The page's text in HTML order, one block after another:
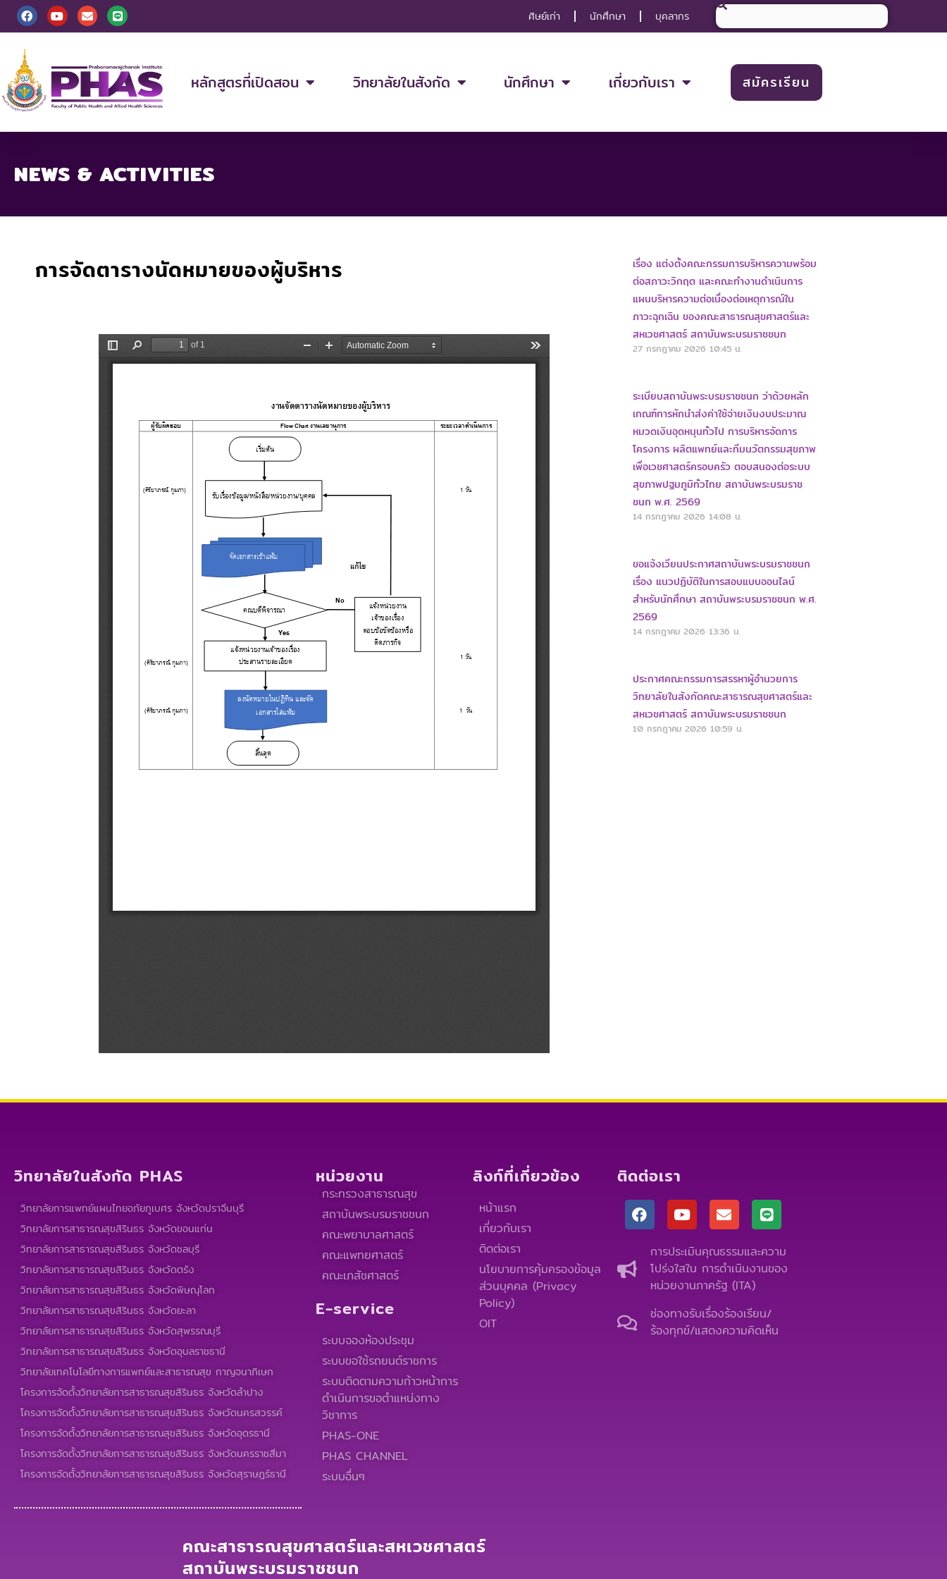
Skip F
a
c
b
o
o
k
Y
o
u
b
e
E
n
v
o
p
e
L
i
n
ศิษย์เก่า นักศึกษา บุคลากร Search
หลักสูตรที่เปิดสอน วิทยาลัยในสังกัด นักศึกษา เกี่ยวกับเรา สมัครเรียน
NEWS & ACTIVITIES
การจัดตารางนัดหมายของผู้บริหาร
เรื่อง แต่งตั้งคณะกรรมการบริหารความพร้อม
ต่อสภาวะวิกฤต และคณะทำงานดำเนินการ
แผนบริหารความต่อเนื่องต่อเหตุการณ์ใน
ภาวะฉุกเฉิน ของคณะสาธารณสุขศาสตร์และ
สหเวชศาสตร์ สถาบันพระบรมราชชนก
27 กรกฎาคม 2026 10:45 น.
ระเบียบสถาบันพระบรมราชชนก ว่าด้วยหลัก
เกณฑ์การหักนำส่งค่าใช้จ่ายเงินงบประมาณ
หมวดเงินอุดหนุนทั่วไป การบริหารจัดการ
โครงการ ผลิตแพทย์และทีมนวัตกรรมสุขภาพ
เพื่อเวชศาสตร์ครอบครัว ตอบสนองต่อระบบ
สุขภาพปฐมภูมิทั่วไทย สถาบันพระบรมราช
ชนก พ.ศ. 2569
14 กรกฎาคม 2026 14:08 น.
ขอแจ้งเวียนประกาศสถาบันพระบรมราชชนก
เรื่อง แนวปฏิบัติในการสอบแบบออนไลน์
สำหรับนักศึกษา สถาบันพระบรมราชชนก พ.ศ.
2569
14 กรกฎาคม 2026 13:36 น.
ประกาศคณะกรรมการสรรหาผู้อำนวยการ
วิทยาลัยในสังกัดคณะสาธารณสุขศาสตร์และ
สหเวชศาสตร์ สถาบันพระบรมราชชนก
10 กรกฎาคม 2026 10:59 น.
วิทยาลัยในสังกัด PHAS
วิทยาลัยการแพทย์แผนไทยอภัยภูเบศร จังหวัดปราจีนบุรี
วิทยาลัยการสาธารณสุขสิรินธร จังหวัดขอนแก่น
วิทยาลัยการสาธารณสุขสิรินธร จังหวัดชลบุรี
วิทยาลัยการสาธารณสุขสิรินธร จังหวัดตรัง
วิทยาลัยการสาธารณสุขสิรินธร จังหวัดพิษณุโลก
วิทยาลัยการสาธารณสุขสิรินธร จังหวัดยะลา
วิทยาลัยการสาธารณสุขสิรินธร จังหวัดสุพรรณบุรี
วิทยาลัยการสาธารณสุขสิรินธร จังหวัดอุบลราชธานี
วิทยาลัยเทคโนโลยีทางการแพทย์และสาธารณสุข กาญจนาภิเษก
โครงการจัดตั้งวิทยาลัยการสาธารณสุขสิรินธร จังหวัดลำปาง
โครงการจัดตั้งวิทยาลัยการสาธารณสุขสิรินธร จังหวัดนครสวรรค์
โครงการจัดตั้งวิทยาลัยการสาธารณสุขสิรินธร จังหวัดอุดรธานี
โครงการจัดตั้งวิทยาลัยการสาธารณสุขสิรินธร จังหวัดนครราชสีมา
โครงการจัดตั้งวิทยาลัยการสาธารณสุขสิรินธร จังหวัดสุราษฎร์ธานี
หน่วยงาน
กระทรวงสาธารณสุข
สถาบันพระบรมราชชนก
คณะพยาบาลศาสตร์
คณะแพทยศาสตร์
คณะเภสัชศาสตร์
E-service
ระบบจองห้องประชุม
ระบบขอใช้รถยนต์ราชการ
ระบบติดตามความก้าวหน้าการ
ดำเนินการขอตำแหน่งทาง
วิชาการ
PHAS-ONE
PHAS CHANNEL
ระบบอื่นๆ
ลิงก์ที่เกี่ยวข้อง
หน้าแรก
เกี่ยวกับเรา
ติดต่อเรา
นโยบายการคุ้มครองข้อมูล
ส่วนบุคคล (Privacy
Policy)
OIT
ติดต่อเรา
F
a
c
Y
o
u
t
u
b
e
E
n
v
e
l
o
p
e
L
i
n
e
การประเมินคุณธรรมและความ
โปร่งใสใน การดำเนินงานของ
หน่วยงานภาครัฐ (ITA)
ช่องทางรับเรื่องร้องเรียน/
ร้องทุกข์/แสดงความคิดเห็น
คณะสาธารณสุขศาสตร์และสหเวชศาสตร์
สถาบันพระบรมราชชนก